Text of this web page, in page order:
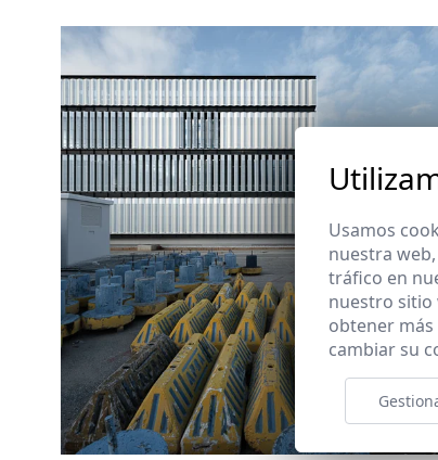
Usamos
nuestra
tráfico en
nuestro sitio
obtener
cambiar su